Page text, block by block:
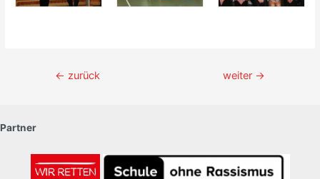
Beitragsnavigation
← zurück weiter →
Partner